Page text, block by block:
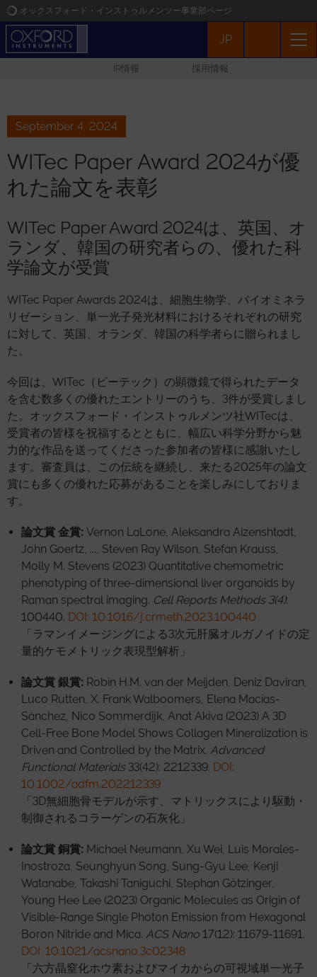
オックスフォード・インストゥルメンツー事業部ページ
オックスフォード・インストゥルメンツ
ニュース
お問い合わせ
JP
IR情報 採用情報
September 4, 2024
WITec Paper Award 2024が優
れた論文を表彰
WITec Paper Award 2024は、英国、オ
ランダ、韓国の研究者らの、優れた科
学論文が受賞
WITec Paper Awards 2024は、細胞生物学、バイオミネラ
リゼーション、単一光子発光材料におけるそれぞれの研究
に対して、英国、オランダ、韓国の科学者らに贈られまし
た。
今回は、WITec（ビーテック）の顕微鏡で得られたデータ
を含む数多くの優れたエントリーのうち、3件が受賞しまし
た。オックスフォード・インストゥルメンツ社WITecは、
受賞者の皆様を祝福するとともに、幅広い科学分野から魅
力的な作品を送ってくださった参加者の皆様に感謝いたし
ます。審査員は、この伝統を継続し、来たる2025年の論文
賞にも多くの優れた応募があることを楽しみにしておりま
す。
論文賞 金賞: Vernon LaLone, Aleksandra Aizenshtadt,
John Goertz, ..., Steven Ray Wilson, Stefan Krauss,
Molly M. Stevens (2023) Quantitative chemometric
phenotyping of three-dimensional liver organoids by
Raman spectral imaging. Cell Reports Methods 3(4):
100440. DOI: 10.1016/j.crmeth.2023.100440
「ラマンイメージングによる3次元肝臓オルガノイドの定
量的ケモメトリック表現型解析」
論文賞 銀賞: Robin H.M. van der Meijden, Deniz Daviran,
Luco Rutten, X. Frank Walboomers, Elena Macías-
Sánchez, Nico Sommerdijk, Anat Akiva (2023) A 3D
Cell-Free Bone Model Shows Collagen Mineralization is
Driven and Controlled by the Matrix. Advanced
Functional Materials33(42): 2212339. DOI:
10.1002/adfm.202212339
「3D無細胞骨モデルが示す、マトリックスにより駆動・
制御されるコラーゲンの石灰化」
論文賞 銅賞: Michael Neumann, Xu Wei, Luis Morales-
Inostroza, Seunghyun Song, Sung-Gyu Lee, Kenji
Watanabe, Takashi Taniguchi, Stephan Götzinger,
Young Hee Lee (2023) Organic Molecules as Origin of
Visible-Range Single Photon Emission from Hexagonal
Boron Nitride and Mica. ACS Nano 17(12): 11679-11691.
DOI: 10.1021/acsnano.3c02348
「六方晶窒化ホウ素およびマイカからの可視域単一光子